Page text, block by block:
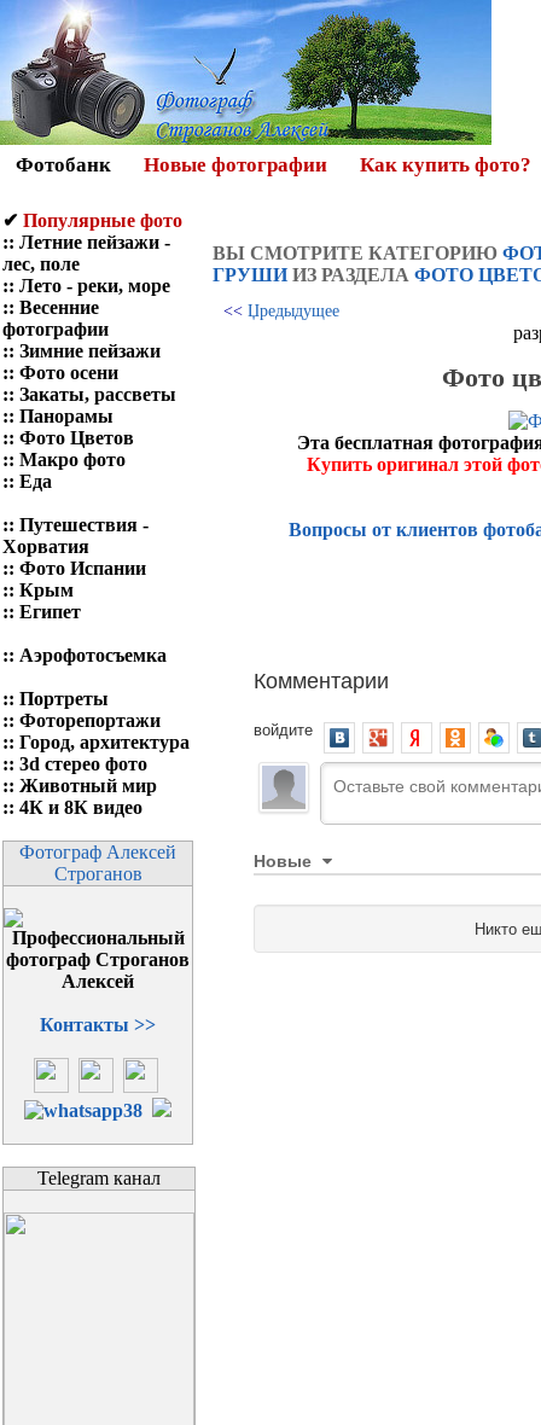
Фотобанк Новые фотографии Как купить фото?
✔ Популярные фото
:: Летние пейзажи -
лес, поле
:: Лето - реки, море
:: Весенние
фотографии
:: Зимние пейзажи
:: Фото осени
:: Закаты, рассветы
:: Панорамы
:: Фото Цветов
:: Макро фото
:: Еда
:: Путешествия -
Хорватия
:: Фото Испании
:: Крым
:: Египет
:: Аэрофотосъемка
:: Портреты
:: Фоторепортажи
:: Город, архитектура
:: 3d стерео фото
:: Животный мир
:: 4К и 8К видео
Фотограф Алексей
Строганов
Контакты >>
Telegram канал
ВЫ СМОТРИТЕ КАТЕГОРИЮ
ГРУШИИЗ РАЗДЕЛА ФОТО
<< Џредыдущее
Фото
Эта бесплатная
Купить оригинал этой
Вопросы от клиентов
Комментарии
войдите
Новые
Никто